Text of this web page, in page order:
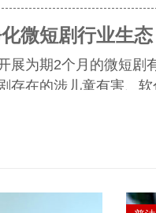
微短剧行业生态
展为期2个月的微短剧
存在的涉儿童有害、
政效能，人力资源和